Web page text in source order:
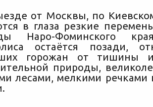
от Москвы, по
в глаза резкие
Наро-Фоминского
остаётся позади,
горожан от тишины и
природы,
лесами, мелкими